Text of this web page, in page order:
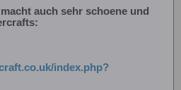
auch sehr schoene und
index.php?